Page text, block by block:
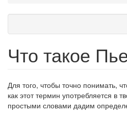
Что такое
Для того, чтобы точно понимать,
как этот термин употребляется в
простыми словами дадим